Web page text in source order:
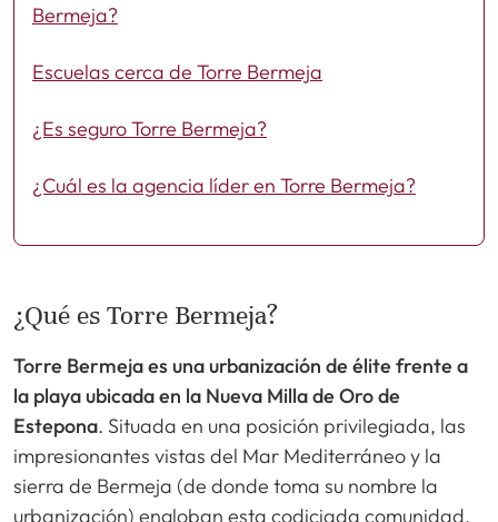
Bermeja?
Escuelas cerca de Torre Bermeja
¿Es seguro Torre Bermeja?
¿Cuál es la agencia líder en Torre Bermeja?
¿Qué es Torre Bermeja?
Torre Bermeja es una urbanización de élite frente a
la playa ubicada en la Nueva Milla de Oro de
Estepona. Situada en una posición privilegiada, las
impresionantes vistas del Mar Mediterráneo y la
sierra de Bermeja (de donde toma su nombre la
urbanización) engloban esta codiciada comunidad.